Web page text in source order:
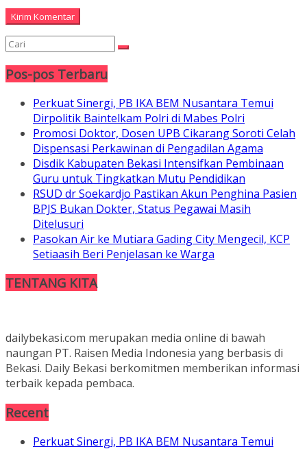
Pos-pos Terbaru
Perkuat Sinergi, PB IKA BEM Nusantara Temui
Dirpolitik Baintelkam Polri di Mabes Polri
Promosi Doktor, Dosen UPB Cikarang Soroti Celah
Dispensasi Perkawinan di Pengadilan Agama
Disdik Kabupaten Bekasi Intensifkan Pembinaan
Guru untuk Tingkatkan Mutu Pendidikan
RSUD dr Soekardjo Pastikan Akun Penghina Pasien
BPJS Bukan Dokter, Status Pegawai Masih
Ditelusuri
Pasokan Air ke Mutiara Gading City Mengecil, KCP
Setiaasih Beri Penjelasan ke Warga
TENTANG KITA
dailybekasi.com merupakan media online di bawah
naungan PT. Raisen Media Indonesia yang berbasis di
Bekasi. Daily Bekasi berkomitmen memberikan informasi
terbaik kepada pembaca.
Recent
Perkuat Sinergi, PB IKA BEM Nusantara Temui